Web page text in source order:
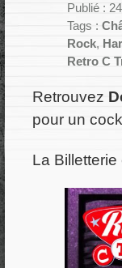
Publié :
Tags :
Rock,
Retro C
Retrouvez
pour un
La